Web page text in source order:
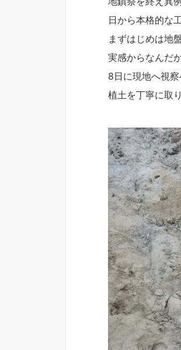
日から本格的な
まずはじめは地
実感からなんだ
8日に現地へ視
植土を丁寧に取